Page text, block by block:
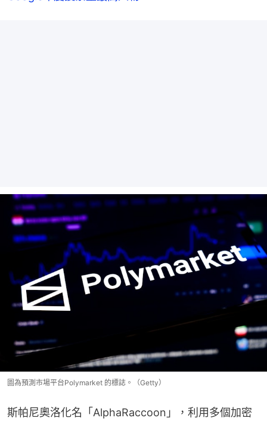
圖為預測市場平台Polymarket 的標誌。（Getty）
斯帕尼奧洛化名「AlphaRaccoon」，利用多個加密